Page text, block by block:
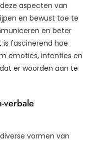
aspecten van
en bewust toe te
en beter
fascinerend hoe
emoties, intenties en
er woorden aan te
verbale
vormen van